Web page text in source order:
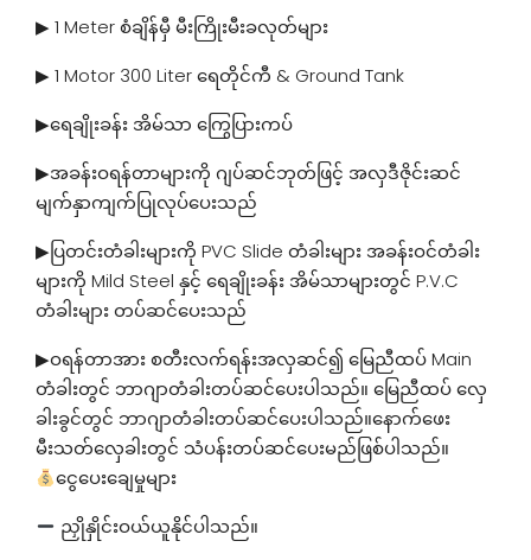
▶ 1 Meter စံချိန်မှီ မီးကြိုးမီးခလုတ်များ
▶ 1 Motor 300 Liter ‌ရေတိုင်ကီ & Ground Tank
▶ရေချိုးခန်း အိမ်သာ ကြွေပြားကပ်
▶အခန်းဝရန်တာများကို ဂျပ်ဆင်ဘုတ်ဖြင့် အလှဒီဇိုင်းဆင်
မျက်နှာကျက်ပြုလုပ်ပေးသည်
▶ပြတင်းတံခါးများကို PVC Slide တံခါးများ အခန်းဝင်တံခါး
များကို Mild Steel နှင့် ရေချိုးခန်း အိမ်သာများတွင် P.V.C
တံခါးများ တပ်ဆင်ပေးသည်
▶ဝရန်တာအား စတီးလက်ရန်းအလှဆင်၍ မြေညီထပ် Main
တံခါးတွင် ဘာဂျာတံခါးတပ်ဆင်ပေးပါသည်။ မြေညီထပ် လှေ
ခါးခွင်တွင် ဘာဂျာတံခါးတပ်ဆင်ပေးပါသည်။နောက်ဖေး
မီးသတ်လှေခါးတွင် သံပန်းတပ်ဆင်ပေးမည်ဖြစ်ပါသည်။
ငွေပေးချေမှုများ
ညှိုနှိုင်းဝယ်ယူနိုင်ပါသည်။